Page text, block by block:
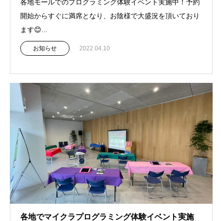
各地モールでのプログラミング体験イベント実施中！予約
開始からすぐに満席となり、お陰様で大盛況を頂いており
ます😊...
お知らせ 2022.04.10
各地でマイクラプログラミング体験イベント実施